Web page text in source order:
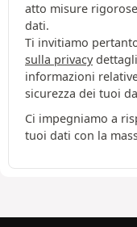
atto misure
dati.
Ti invitiamo
sulla privacy
informazioni
sicurezza dei tuoi
Ci impegniamo a
tuoi dati con la